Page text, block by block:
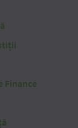
Finance